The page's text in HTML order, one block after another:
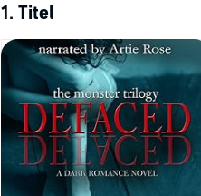
themselves cut off from the rest of
A man owns her now - a man
believed was long dead. Brought to
Can altering his face change who
©2015 Marissa Farrar (P)2016
1. Titel